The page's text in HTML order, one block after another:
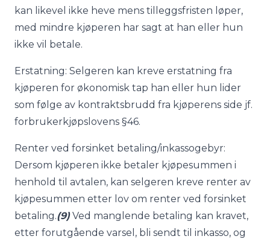
kan likevel ikke heve mens tilleggsfristen løper,
med mindre kjøperen har sagt at han eller hun
ikke vil betale.
Erstatning: Selgeren kan kreve erstatning fra
kjøperen for økonomisk tap han eller hun lider
som følge av kontraktsbrudd fra kjøperens side jf.
forbrukerkjøpslovens §46.
Renter ved forsinket betaling/inkassogebyr:
Dersom kjøperen ikke betaler kjøpesummen i
henhold til avtalen, kan selgeren kreve renter av
kjøpesummen etter lov om renter ved forsinket
betaling.(9)Ved manglende betaling kan kravet,
etter forutgående varsel, bli sendt til inkasso, og